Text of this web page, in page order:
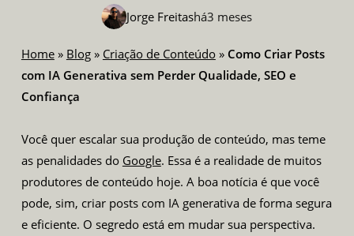
Jorge Freitashá3 meses
Home» Blog» Criação de Conteúdo» Como Criar Posts
com IA Generativa sem Perder Qualidade, SEO e
Confiança
Você quer escalar sua produção de conteúdo, mas teme
as penalidades do Google. Essa é a realidade de muitos
produtores de conteúdo hoje. A boa notícia é que você
pode, sim, criar posts com IA generativa de forma segura
e eficiente. O segredo está em mudar sua perspectiva.